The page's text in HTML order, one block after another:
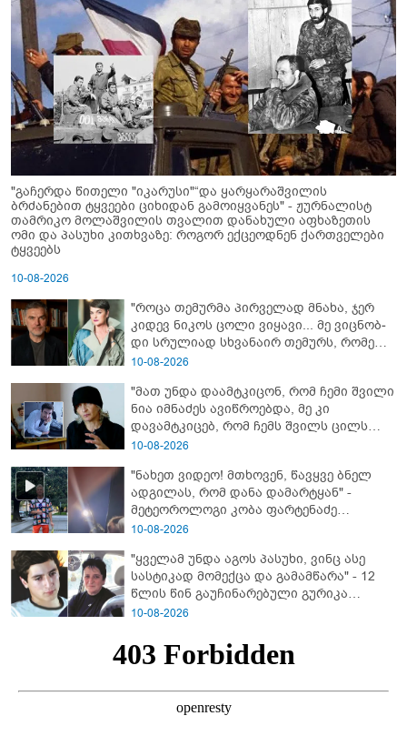
"გაჩერდა წითელი "იკარუსი"“და ყარყარაშვილის
ბრძანებით ტყვეები ციხიდან გამოიყვანეს" - ჟურნალისტ
თამრიკო მოლაშვილის თვალით დანახული აფხაზეთის
ომი და პასუხი კითხვაზე: როგორ ექცეოდნენ ქართველები
ტყვეებს
10-08-2026
"როცა თემურმა პირველად მნახა, ჯერ
კიდევ ნიკოს ცოლი ვიყავი... მე ვიც­ნობ­
დი სრუ­ლი­ად სხვა­ნა­ირ თე­მურს, რო­მელ­
საც მა­შინ არც ბიზ­ნე­სი ჰქონ­და, არა­ფე­რი
თემურ უგულავაზე?
10-08-2026
"მათ უნდა დაამტკიცონ, რომ ჩემი შვილი
ნია იმნაძეს ავიწროებდა, მე კი
დავამტკიცებ, რომ ჩემს შვილს ცილს
სწამებენ..." - ეკა კუპატაძის ემოციური
10-08-2026
"ნახეთ ვიდეო! მთხოვენ, წავყვე ბნელ
ადგილას, რომ დანა დამარტყან" -
მეტეოროლოგი კობა ფარტენაძე
ფარულად გადაღებულ კადრებს
10-08-2026
"ყველამ უნდა აგოს პასუხი, ვინც ასე
სასტიკად მომექცა და გამამწარა" - 12
წლის წინ გაუჩინარებული გურიკა
დადიანიძის ბურუსით მოცული საქმის
10-08-2026